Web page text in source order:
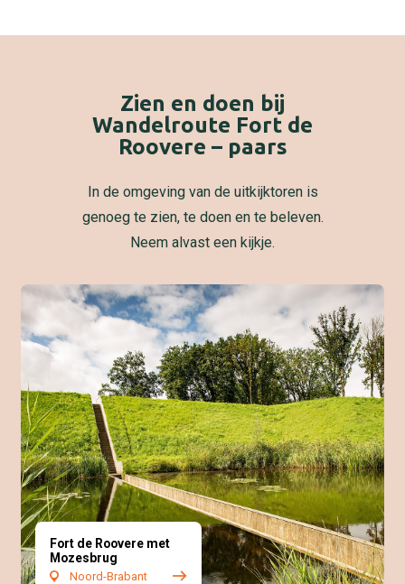
Zien en doen bij
Wandelroute Fort de
Roovere – paars
In de omgeving van de uitkijktoren is
genoeg te zien, te doen en te beleven.
Neem alvast een kijkje.
Fort de Roovere met
Mozesbrug
Noord-Brabant